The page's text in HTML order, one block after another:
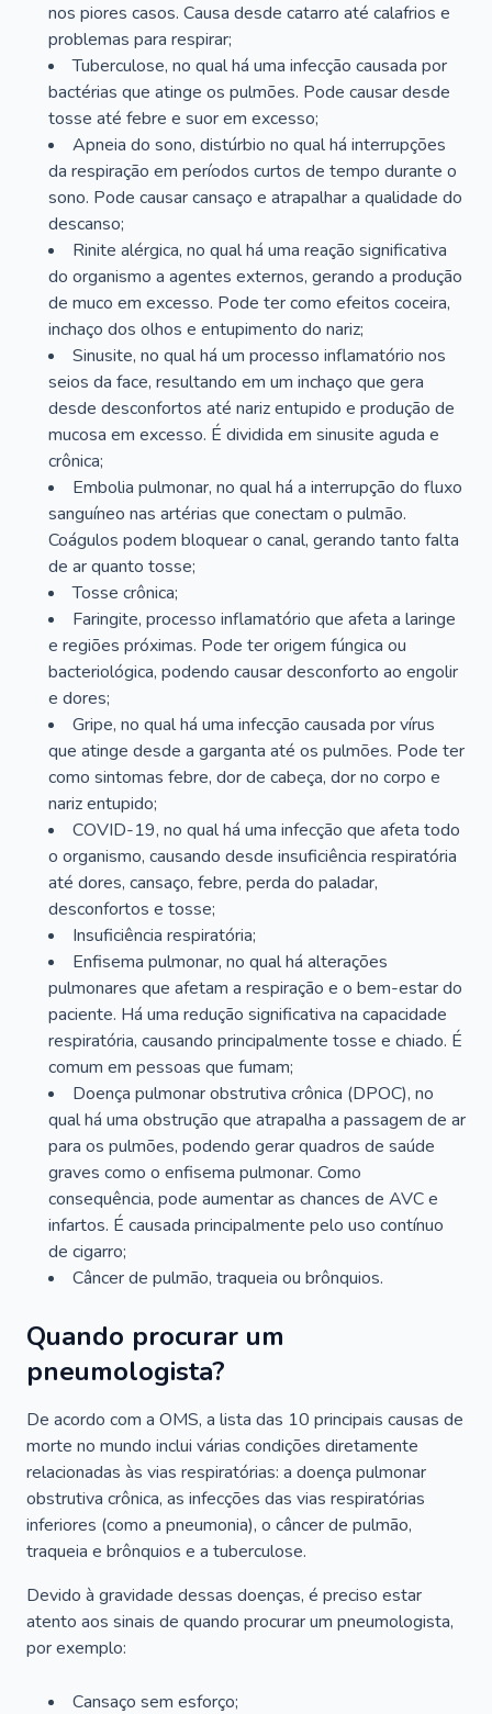
nos piores casos. Causa desde catarro até calafrios e
problemas para respirar;
Tuberculose, no qual há uma infecção causada por
bactérias que atinge os pulmões. Pode causar desde
tosse até febre e suor em excesso;
Apneia do sono, distúrbio no qual há interrupções
da respiração em períodos curtos de tempo durante o
sono. Pode causar cansaço e atrapalhar a qualidade do
descanso;
Rinite alérgica, no qual há uma reação significativa
do organismo a agentes externos, gerando a produção
de muco em excesso. Pode ter como efeitos coceira,
inchaço dos olhos e entupimento do nariz;
Sinusite, no qual há um processo inflamatório nos
seios da face, resultando em um inchaço que gera
desde desconfortos até nariz entupido e produção de
mucosa em excesso. É dividida em sinusite aguda e
crônica;
Embolia pulmonar, no qual há a interrupção do fluxo
sanguíneo nas artérias que conectam o pulmão.
Coágulos podem bloquear o canal, gerando tanto falta
de ar quanto tosse;
Tosse crônica;
Faringite, processo inflamatório que afeta a laringe
e regiões próximas. Pode ter origem fúngica ou
bacteriológica, podendo causar desconforto ao engolir
e dores;
Gripe, no qual há uma infecção causada por vírus
que atinge desde a garganta até os pulmões. Pode ter
como sintomas febre, dor de cabeça, dor no corpo e
nariz entupido;
COVID-19, no qual há uma infecção que afeta todo
o organismo, causando desde insuficiência respiratória
até dores, cansaço, febre, perda do paladar,
desconfortos e tosse;
Insuficiência respiratória;
Enfisema pulmonar, no qual há alterações
pulmonares que afetam a respiração e o bem-estar do
paciente. Há uma redução significativa na capacidade
respiratória, causando principalmente tosse e chiado. É
comum em pessoas que fumam;
Doença pulmonar obstrutiva crônica (DPOC), no
qual há uma obstrução que atrapalha a passagem de ar
para os pulmões, podendo gerar quadros de saúde
graves como o enfisema pulmonar. Como
consequência, pode aumentar as chances de AVC e
infartos. É causada principalmente pelo uso contínuo
de cigarro;
Câncer de pulmão, traqueia ou brônquios.
Quando procurar um
pneumologista?
De acordo com a OMS, a lista das 10 principais causas de
morte no mundo inclui várias condições diretamente
relacionadas às vias respiratórias: a doença pulmonar
obstrutiva crônica, as infecções das vias respiratórias
inferiores (como a pneumonia), o câncer de pulmão,
traqueia e brônquios e a tuberculose.
Devido à gravidade dessas doenças, é preciso estar
atento aos sinais de quando procurar um pneumologista,
por exemplo:
Cansaço sem esforço;